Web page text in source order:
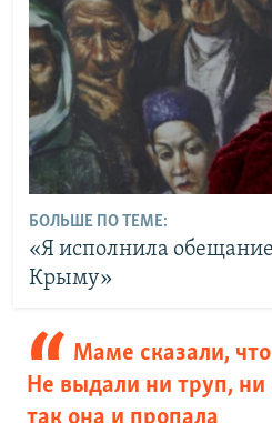
БОЛЬШЕ ПО ТЕМЕ:
«Я исполнила обещание
Крыму»
Маме сказали,
Не выдали ни труп, ни